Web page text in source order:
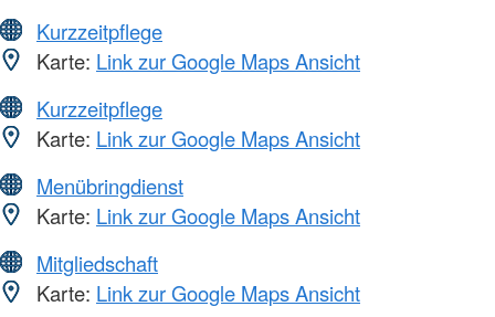
Kurzzeitpflege
Karte: Link zur Google Maps Ansicht
Kurzzeitpflege
Karte: Link zur Google Maps Ansicht
Menübringdienst
Karte: Link zur Google Maps Ansicht
Mitgliedschaft
Karte: Link zur Google Maps Ansicht